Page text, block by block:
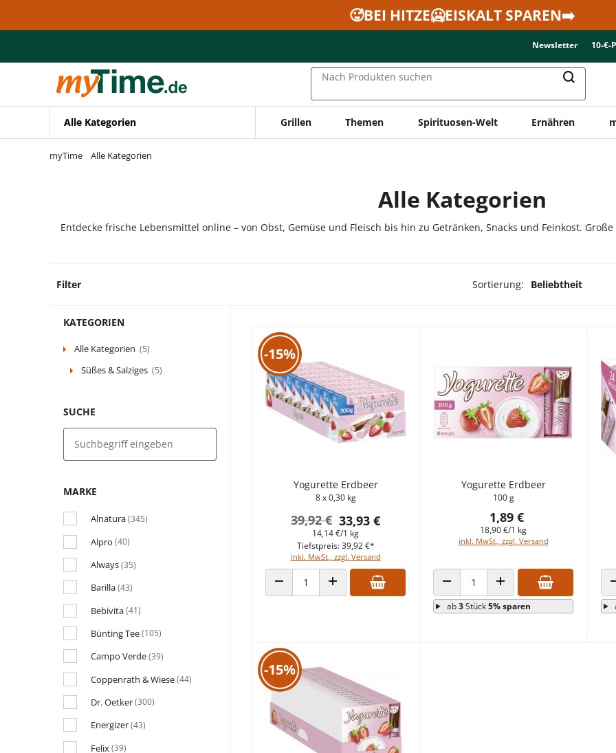
Zur Navigation springen
🥵BEI HITZE🥶EISKALT SPAREN➡️
Newsletter 10-€-
Nach Produkten suchen
Alle Kategorien Grillen Themen Spirituosen-Welt Ernähren
myTime Alle Kategorien
Alle Kategorien
Entdecke frische Lebensmittel online – von Obst, Gemüse und Fleisch bis hin zu Getränken, Snacks und Feinkost.
Filter Sortierung: Beliebtheit
KATEGORIEN
Alle Kategorien (5)
Süßes & Salziges (5)
SUCHE
MARKE
Alnatura(345)
Alpro (40)
Always(35)
Barilla(43)
Bebivita(41)
Bünting Tee(105)
Campo Verde(39)
Coppenrath & Wiese(44)
Dr. Oetker(300)
Energizer(43)
Felix(39)
-15%
Yogurette Erdbeer
8 x 0,30 kg
33,93 €
39,92 €
14,14 €/1 kg
inkl. MwSt., zzgl. Versand
Tiefstpreis: 39,92 €*
ANZAHL VERRINGERNANZAHL ERHÖHEN
Yogurette Erdbeer
100 g
1,89 €
18,90 €/1 kg
inkl. MwSt., zzgl. Versand
ANZAHL VERRINGERNANZAHL ERHÖHEN
ab3Stück5% sparen
-15%